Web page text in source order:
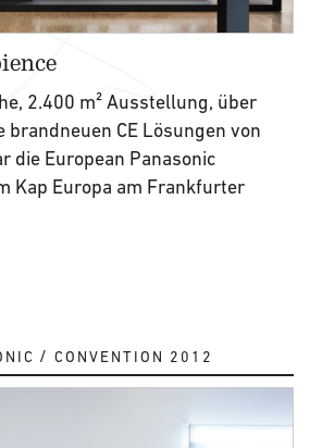
2.400 m² Ausstellung, über
brandneuen CE Lösungen von
die European Panasonic
Kap Europa am Frankfurter
CONVENTION 2012